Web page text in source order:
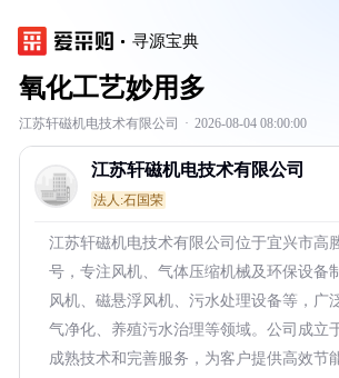
寻源宝典
氧化工艺妙用多
江苏轩磁机电技术有限公司 · 2026-08-04 08:00:00
江苏轩磁机电技术有限公司
法人:石国荣
江苏轩磁机电技术有限公司位于宜兴市高
号，专注风机、气体压缩机械及环保设备
风机、磁悬浮风机、污水处理设备等，广
气净化、养殖污水治理等领域。公司成立
成熟技术和完善服务，为客户提供高效节